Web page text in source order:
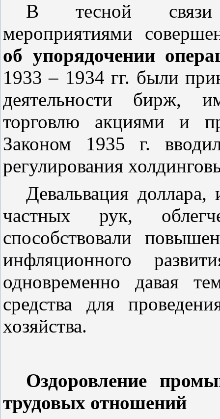
В тесной связи
мероприятиями
об упорядочении
1933 – 1934 гг. были
деятельности бирж,
торговлю акциями и
Законом 1935 г.
регулирования
Девальвация доллара,
частных рук,
способствовали
инфляционного
одновременно давая
средства для
хозяйства.
Оздоровление
трудовых отношений